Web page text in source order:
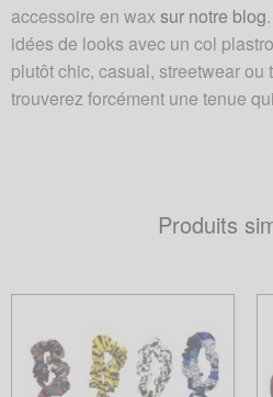
accessoire en wax sur notre blog
idées de looks avec un col
plutôt chic, casual, streetwear ou
trouverez forcément une tenue
Produits